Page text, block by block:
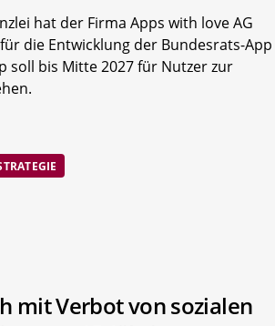
hat der Firma Apps with love AG
die Entwicklung der Bundesrats-App
soll bis Mitte 2027 für Nutzer zur
mit Verbot von sozialen